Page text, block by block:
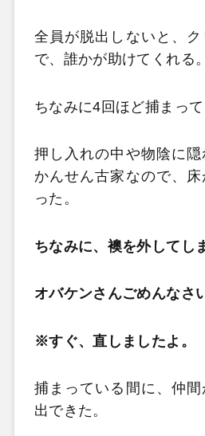
全員が脱出しないと、
で、誰かが助けてくれる。
ちなみに4回ほど捕まって
押し入れの中や物陰に
かんせん古家なので、
った。
ちなみに、襖を外してし
オバケンさんごめんなさ
※すぐ、直しましたよ。
捕まっている間に、仲
出できた。